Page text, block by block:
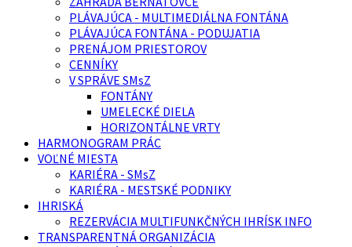
PLÁVAJÚCA - MULTIMEDIÁLNA FONTÁNA
PLÁVAJÚCA FONTÁNA - PODUJATIA
PRENÁJOM PRIESTOROV
CENNÍKY
V SPRÁVE SMsZ
FONTÁNY
UMELECKÉ DIELA
HORIZONTÁLNE VRTY
HARMONOGRAM PRÁC
VOĽNÉ MIESTA
KARIÉRA - SMsZ
KARIÉRA - MESTSKÉ PODNIKY
IHRISKÁ
REZERVÁCIA MULTIFUNKČNÝCH IHRÍSK INFO
TRANSPARENTNÁ ORGANIZÁCIA